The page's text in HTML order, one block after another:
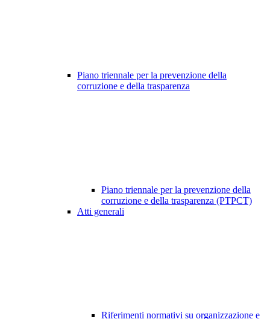
Piano triennale per la prevenzione della
corruzione e della trasparenza
Piano triennale per la prevenzione della
corruzione e della trasparenza (PTPCT)
Atti generali
Riferimenti normativi su organizzazione e